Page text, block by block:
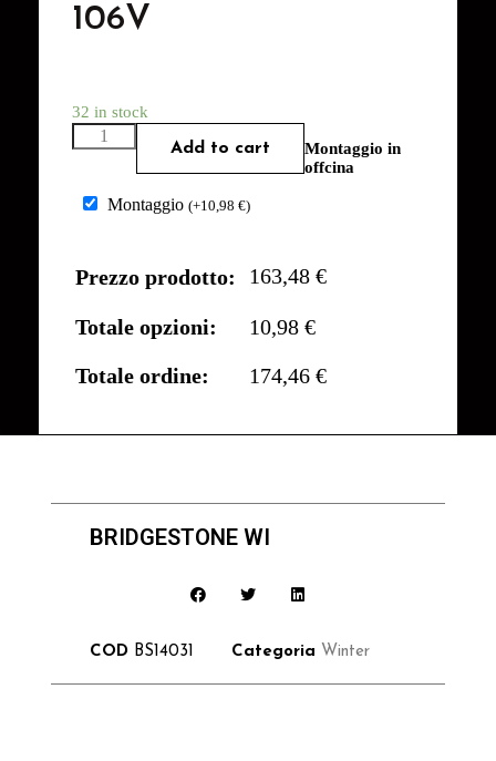
106V
32 in stock
Add to cart
Montaggio in
offcina
Montaggio (+10,98 €)
Prezzo prodotto: 163,48 €
Totale opzioni:
10,98 €
Totale ordine:
174,46 €
BRIDGESTONE WI
COD BS14031 Categoria Winter